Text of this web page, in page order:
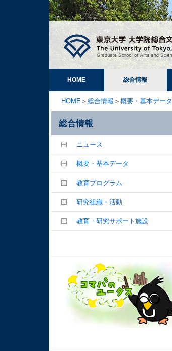
HOME 総合情報
HOME ＞ 総合情報 ＞ 概要・基本データ
総合情報
ニュース
概要・基本データ
教育プログラム
研究組織・活動
教育・研究サポート施設